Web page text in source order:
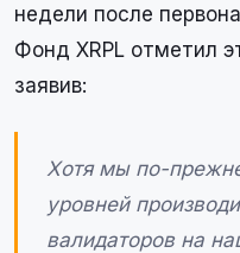
недели после
Фонд XRPL отметил
заявив:
Хотя мы по-
уровней
валидаторов на